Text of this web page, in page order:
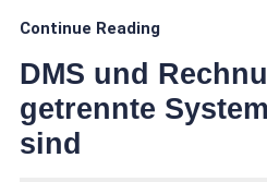
Continue Reading
DMS und
getrennte
sind